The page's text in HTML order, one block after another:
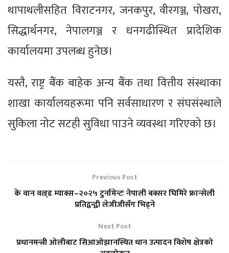
थापाथलीसहित विराटनगर, जनकपुर, वीरगञ्ज, पोखरा,
सिद्धार्थनगर, नेपालगञ्ज र धनगढीस्थित प्रादेशिक
कार्यालयमा उपलब्ध हुनेछ।
यस्तै, राष्ट्र बैंक बाहेक अन्य बैंक तथा वित्तीय संस्थाका
शाखा कार्यालयहरूमा पनि सर्वसाधारण र संघसंस्थाले
सुकिला नोट सटही सुविधा पाउने व्यवस्था गरिएको छ।
Previous Post
के वान वल्र्ड म्याक्स–२०२५ टुर्नामेन्टः नेपाली बक्सर घिमिरे फ्रान्सेली
प्रतिद्वन्द्वी लेजीजीसँग भिड्ने
Next Post
प्रधानमन्त्री ओलीबाट सिआओझानस्थित धान उत्पादन विशेष क्षेत्रको